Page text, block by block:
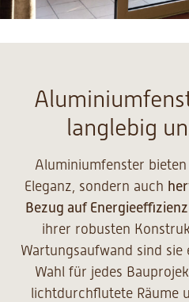
langlebig
Aluminiumfenster
Eleganz, sondern auch
Bezug auf
ihrer robusten
Wartungsaufwand sind
Wahl für jedes
lichtdurchflutete Räume